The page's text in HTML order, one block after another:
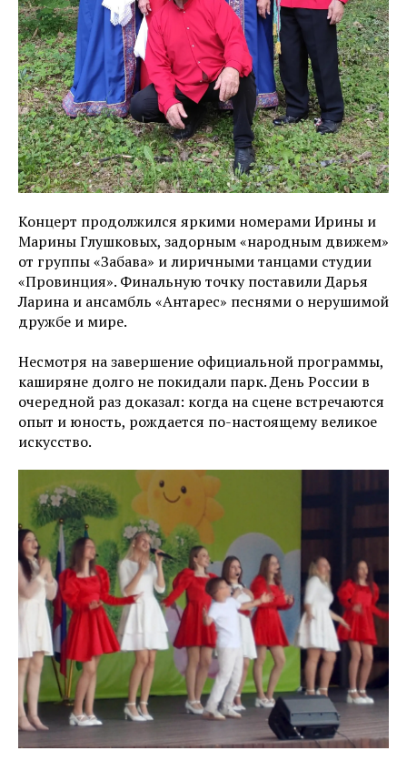
Концерт продолжился яркими номерами Ирины и
Марины Глушковых, задорным «народным движем»
от группы «Забава» и лиричными танцами студии
«Провинция». Финальную точку поставили Дарья
Ларина и ансамбль «Антарес» песнями о нерушимой
дружбе и мире.
Несмотря на завершение официальной программы,
каширяне долго не покидали парк. День России в
очередной раз доказал: когда на сцене встречаются
опыт и юность, рождается по-настоящему великое
искусство.